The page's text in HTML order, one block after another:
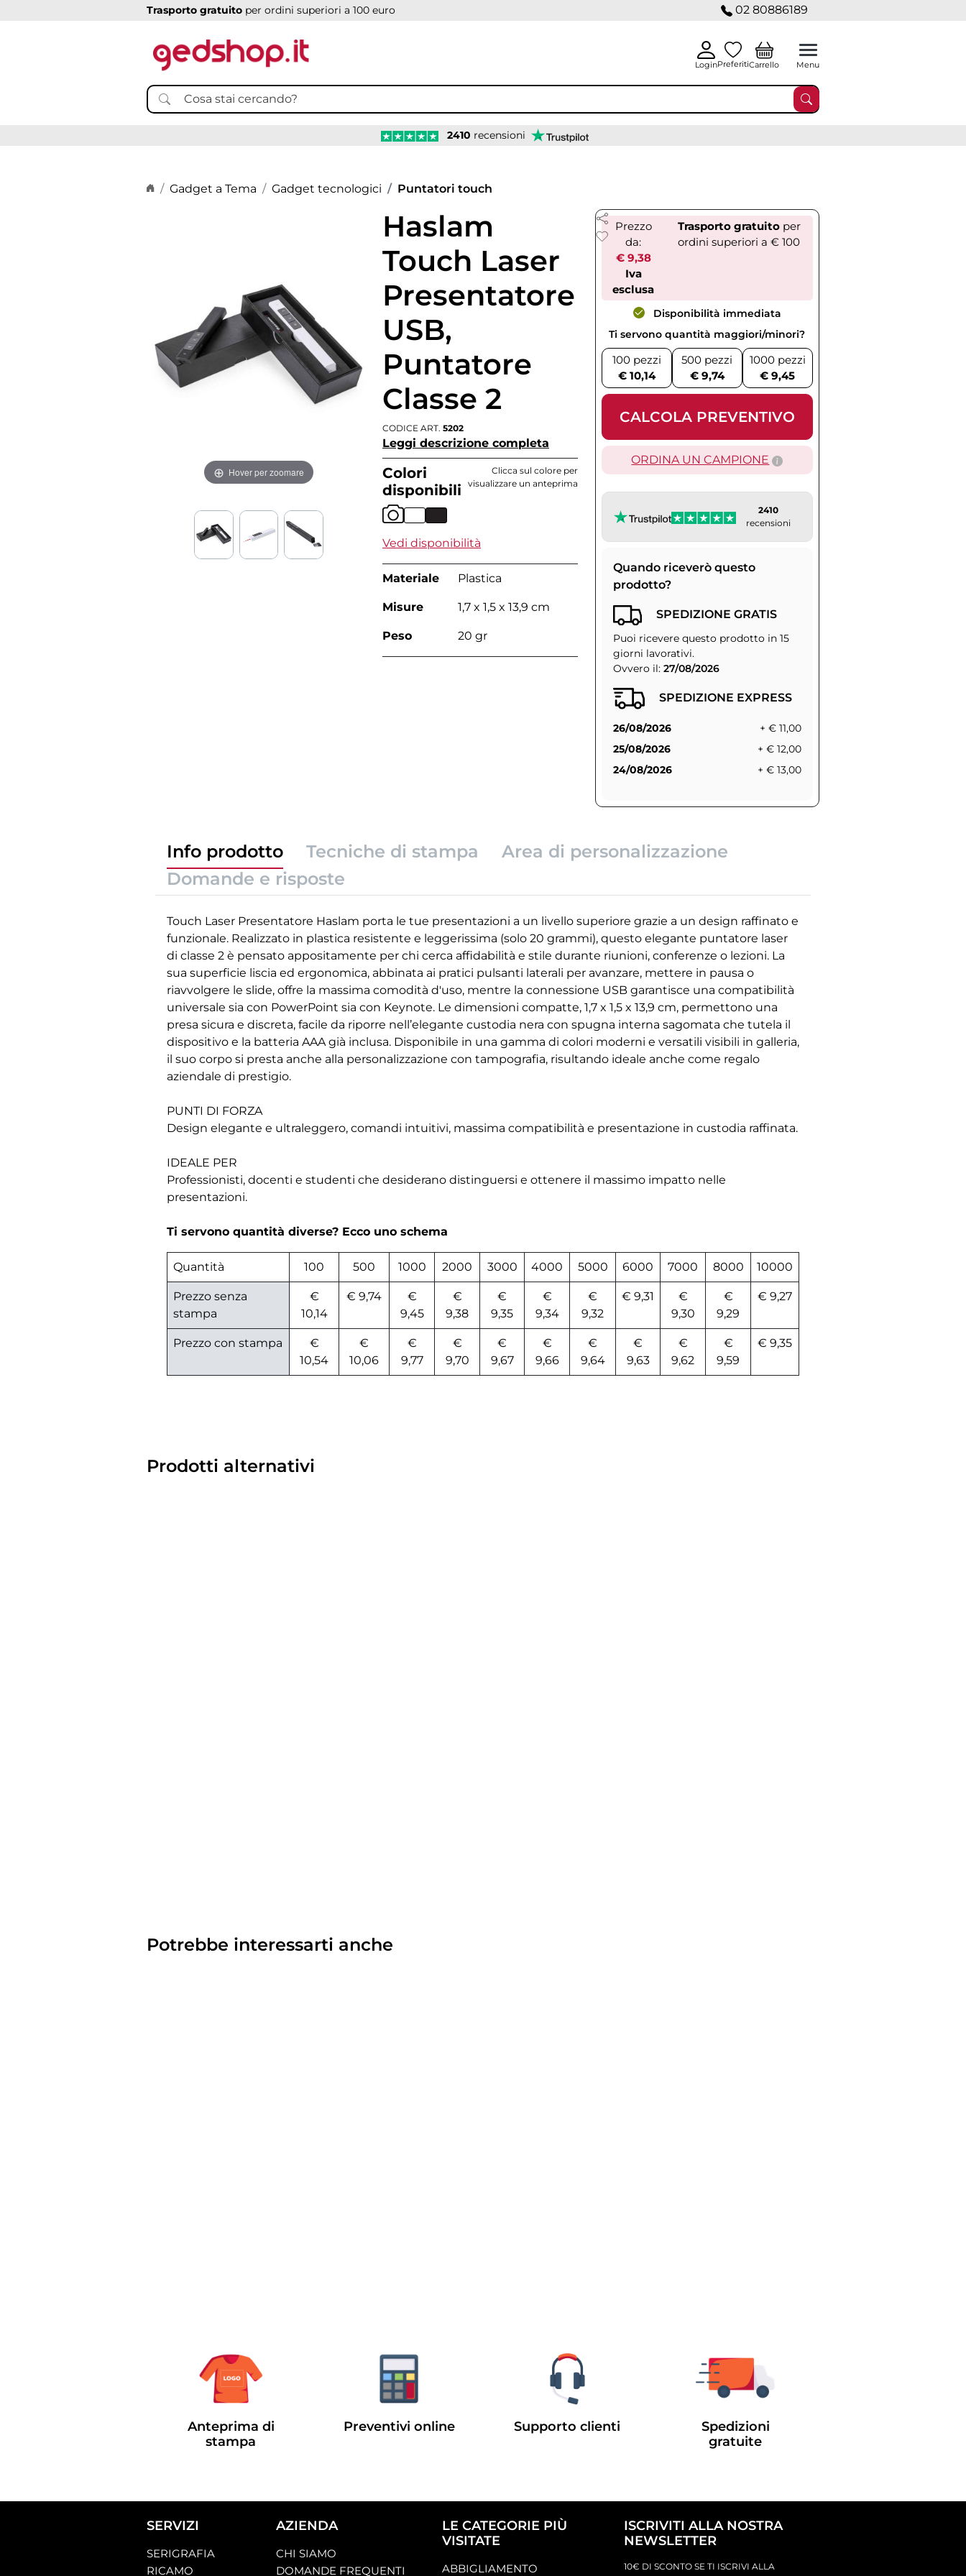
Trasporto gratuito per ordini superiori a 100 euro 02 80886189
LoginPreferitiCarrello Menu
2410 recensioni
Home page
Gadget a Tema Gadget tecnologici Puntatori touch
Hover per zoomare
Haslam
Touch Laser
Presentatore
USB,
Puntatore
Classe 2
CODICE ART. 5202
Leggi descrizione completa
Colori
disponibili
Clicca sul colore per
visualizzare un anteprima
Vedi disponibilità
Materiale Plastica
Misure 1,7 x 1,5 x 13,9 cm
Peso 20 gr
Prezzo
da:
€ 9,38
Iva
esclusa
Trasporto gratuitoper
ordini superiori a € 100
Disponibilità immediata
Ti servono quantità maggiori/minori?
100 pezzi
€ 10,14
500 pezzi
€ 9,74
1000 pezzi
€ 9,45
CALCOLA PREVENTIVO
ORDINA UN CAMPIONE
2410
recensioni
Quando riceverò questo
prodotto?
SPEDIZIONE GRATIS
Puoi ricevere questo prodotto in 15
giorni lavorativi.
Ovvero il: 27/08/2026
SPEDIZIONE EXPRESS
26/08/2026
+ € 11,00
25/08/2026
+ € 12,00
24/08/2026
+ € 13,00
Info prodotto Tecniche di stampa
Area di personalizzazione
Domande e risposte
Touch Laser Presentatore Haslam porta le tue presentazioni a un livello superiore grazie a un design raffinato e
funzionale. Realizzato in plastica resistente e leggerissima (solo 20 grammi), questo elegante puntatore laser
di classe 2 è pensato appositamente per chi cerca affidabilità e stile durante riunioni, conferenze o lezioni. La
sua superficie liscia ed ergonomica, abbinata ai pratici pulsanti laterali per avanzare, mettere in pausa o
riavvolgere le slide, offre la massima comodità d'uso, mentre la connessione USB garantisce una compatibilità
universale sia con PowerPoint sia con Keynote. Le dimensioni compatte, 1,7 x 1,5 x 13,9 cm, permettono una
presa sicura e discreta, facile da riporre nell’elegante custodia nera con spugna interna sagomata che tutela il
dispositivo e la batteria AAA già inclusa. Disponibile in una gamma di colori moderni e versatili visibili in galleria,
il suo corpo si presta anche alla personalizzazione con tampografia, risultando ideale anche come regalo
aziendale di prestigio.
PUNTI DI FORZA
Design elegante e ultraleggero, comandi intuitivi, massima compatibilità e presentazione in custodia raffinata.
IDEALE PER
Professionisti, docenti e studenti che desiderano distinguersi e ottenere il massimo impatto nelle
presentazioni.
Ti servono quantità diverse? Ecco uno schema
Quantità 100 500 1000 2000 3000 4000 5000 6000 7000 8000 10000
Prezzo senza
stampa
€
10,14
€ 9,74
€
9,45
€
9,38
€
9,35
€
9,34
€
9,32
€ 9,31
€
9,30
€
9,29
€ 9,27
Prezzo con stampa
€
10,54
€
10,06
€
9,77
€
9,70
€
9,67
€
9,66
€
9,64
€
9,63
€
9,62
€
9,59
€ 9,35
Prodotti alternativi
Potrebbe interessarti anche
Anteprima di
stampa
Preventivi online Supporto clienti
Spedizioni
gratuite
SERVIZI
SERIGRAFIA
RICAMO
AZIENDA
CHI SIAMO
DOMANDE FREQUENTI
LE CATEGORIE PIÙ
VISITATE
ABBIGLIAMENTO
ISCRIVITI ALLA NOSTRA
NEWSLETTER
10€ DI SCONTO SE TI ISCRIVI ALLA